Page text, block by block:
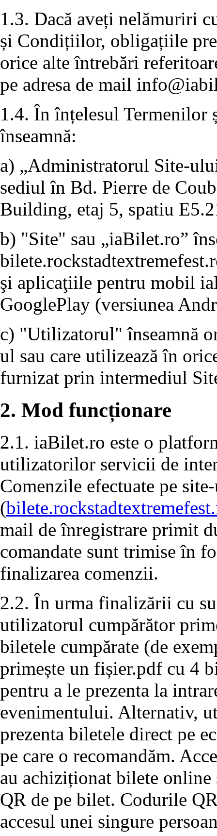
1.3. Dacă aveți nelămuriri
și Condițiilor, obligațiile
orice alte întrebări
pe adresa de mail
1.4. În înțelesul
înseamnă:
a) „Administratorul Site-
sediul în Bd. Pierre de
Building, etaj 5, spatiu
b) "Site" sau „iaBilet.ro”
şi aplicaţiile pentru mobil
GooglePlay (versiunea
c) "Utilizatorul" înseamnă
ul sau care utilizează în
furnizat prin intermediul
2. Mod funcționare
2.1. iaBilet.ro este o
utilizatorilor servicii de
Comenzile efectuate pe
(
mail de înregistrare primit
comandate sunt trimise în
finalizarea comenzii.
2.2. În urma finalizării cu
utilizatorul cumpărător
biletele cumpărate (de
primește un fișier.pdf cu 4
pentru a le prezenta la
evenimentului. Alternativ,
prezenta biletele direct pe
pe care o recomandăm.
au achiziționat bilete online
QR de pe bilet. Codurile
accesul unei singure